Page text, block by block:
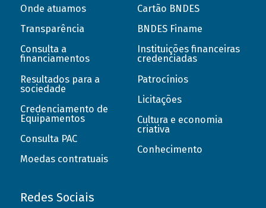
Onde atuamos
Transparência
Consulta a
financiamentos
Resultados para a
sociedade
Credenciamento de
Equipamentos
Consulta PAC
Moedas contratuais
Cartão BNDES
BNDES Finame
Instituições financeiras
credenciadas
Patrocínios
Licitações
Cultura e economia
criativa
Conhecimento
Redes Sociais